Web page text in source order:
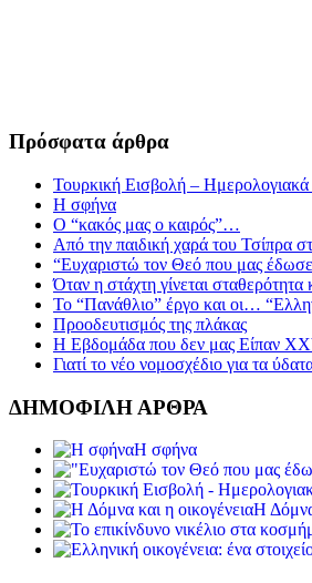
Πρόσφατα άρθρα
Τουρκική Εισβολή – Ημερολογιακά
Η σφήνα
Ο “κακός μας ο καιρός”…
Από την παιδική χαρά του Τσίπρα
“Ευχαριστώ τον Θεό που μας
Όταν η στάχτη γίνεται
Το “Πανάθλιο” έργο και οι…
Προοδευτισμός της πλάκας
Η Εβδομάδα που δεν μας Είπαν
Γιατί το νέο νομοσχέδιο για τα
ΔΗΜΟΦΙΛΗ ΑΡΘΡΑ
Η σφήνα
Η Δόμνα